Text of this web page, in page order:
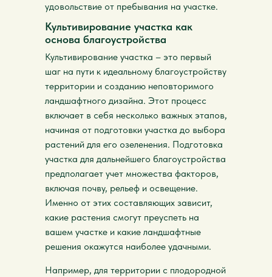
удовольствие от пребывания на участке.
Культивирование участка как
основа благоустройства
Культивирование участка – это первый
шаг на пути к идеальному благоустройству
территории и созданию неповторимого
ландшафтного дизайна. Этот процесс
включает в себя несколько важных этапов,
начиная от подготовки участка до выбора
растений для его озеленения. Подготовка
участка для дальнейшего благоустройства
предполагает учет множества факторов,
включая почву, рельеф и освещение.
Именно от этих составляющих зависит,
какие растения смогут преуспеть на
вашем участке и какие ландшафтные
решения окажутся наиболее удачными.
Например, для территории с плодородной